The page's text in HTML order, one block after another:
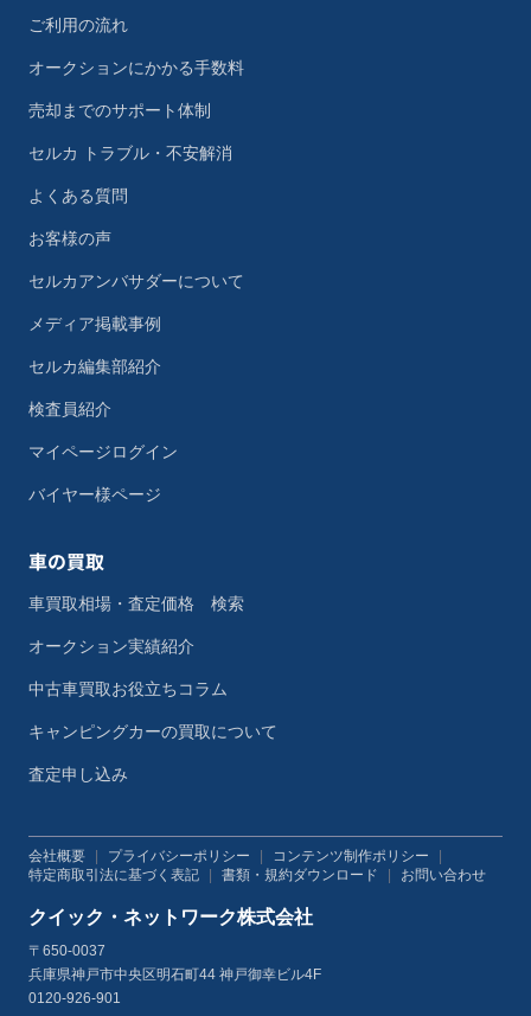
ご利用の流れ
オークションにかかる手数料
売却までのサポート体制
セルカ トラブル・不安解消
よくある質問
お客様の声
セルカアンバサダーについて
メディア掲載事例
セルカ編集部紹介
検査員紹介
マイページログイン
バイヤー様ページ
車の買取
車買取相場・査定価格 検索
オークション実績紹介
中古車買取お役立ちコラム
キャンピングカーの買取について
査定申し込み
会社概要 プライバシーポリシー コンテンツ制作ポリシー
特定商取引法に基づく表記
書類・規約ダウンロード お問い合わせ
クイック・ネットワーク株式会社
〒650-0037
兵庫県神戸市中央区明石町44 神戸御幸ビル4F
0120-926-901